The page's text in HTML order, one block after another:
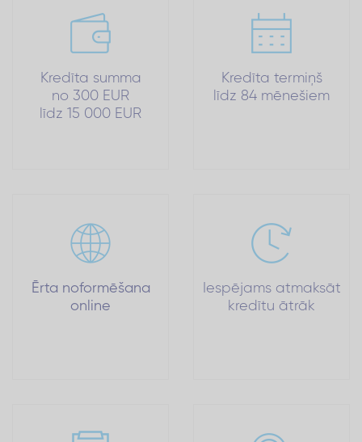
Kredīta summa
no 300 EUR
līdz 15 000 EUR
Kredīta termiņš
līdz 84 mēnešiem
Ērta noformēšana
online
Iespējams atmaksāt
kredītu ātrāk